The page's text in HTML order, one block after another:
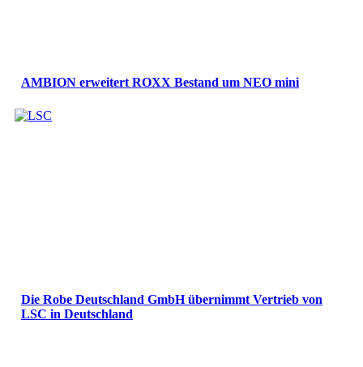
AMBION erweitert ROXX Bestand um NEO mini
Die Robe Deutschland GmbH übernimmt Vertrieb von
LSC in Deutschland